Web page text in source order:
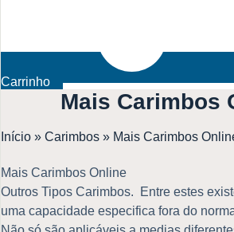
Carrinho
Mais Carimbos
Início » Carimbos » Mais Carimbos
Mais Carimbos Online
Outros Tipos Carimbos. Entre estes
uma capacidade especifica fora do